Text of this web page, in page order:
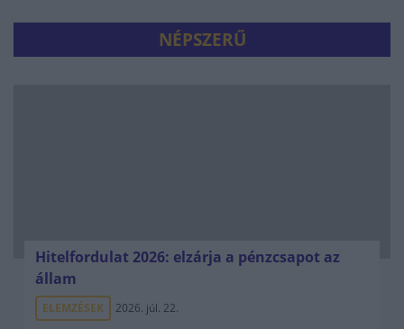
NÉPSZERŰ
Hitelfordulat 2026: elzárja a pénzcsapot az
állam
ELEMZÉSEK 2026. júl. 22.